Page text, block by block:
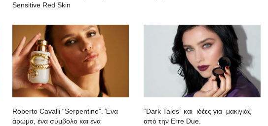
Sensitive Red Skin
Roberto Cavalli “Serpentine”. Ένα
άρωμα, ένα σύμβολο και ένα
“Dark Tales” και ιδέες για μακιγιάζ
από την Erre Due.